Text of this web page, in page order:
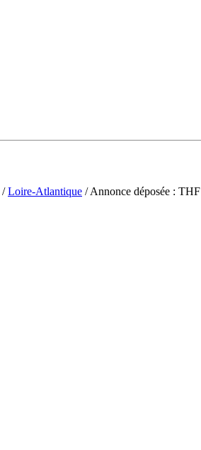
/Loire-Atlantique / Annonce déposée : THF